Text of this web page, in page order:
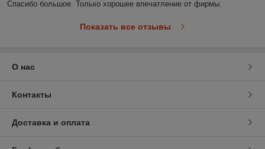
Спасибо большое. Только хорошее впечатление от фирмы.
Показать все отзывы
О нас
Контакты
Доставка и оплата